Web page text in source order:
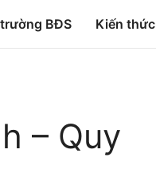
BĐS Kiến thức
– Quy